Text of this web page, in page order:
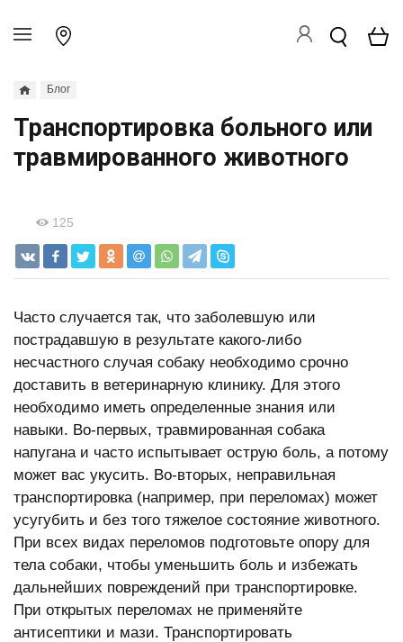
Блог
Транспортировка больного или
травмированного животного
125
Часто случается так, что заболевшую или
пострадавшую в результате какого-либо
несчастного случая собаку необходимо срочно
доставить в ветеринарную клинику. Для этого
необходимо иметь определенные знания или
навыки. Во-первых, травмированная собака
напугана и часто испытывает острую боль, а потому
может вас укусить. Во-вторых, неправильная
транспортировка (например, при переломах) может
усугубить и без того тяжелое состояние животного.
При всех видах переломов подготовьте опору для
тела собаки, чтобы уменьшить боль и избежать
дальнейших повреждений при транспортировке.
При открытых переломах не применяйте
антисептики и мази. Транспортировать